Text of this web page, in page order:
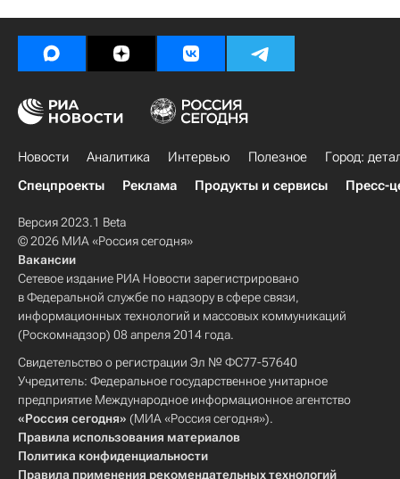
Новости Аналитика Интервью Полезное
Город:
Спецпроекты
Реклама Продукты и сервисы Пресс-
Версия 2023.1 Beta
© 2026 МИА «Россия сегодня»
Вакансии
Сетевое издание РИА Новости зарегистрировано
в Федеральной службе по надзору в сфере связи,
информационных технологий и массовых коммуникаций
(Роскомнадзор) 08 апреля 2014 года.
Свидетельство о регистрации Эл № ФС77-57640
Учредитель: Федеральное государственное унитарное
предприятие Международное информационное агентство
«Россия сегодня» (МИА «Россия сегодня»).
Правила использования материалов
Политика конфиденциальности
Правила применения рекомендательных технологий